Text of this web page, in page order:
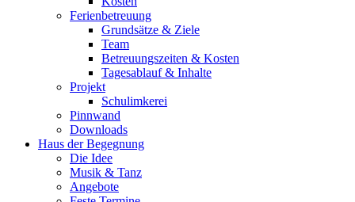
Ferienbetreuung
Grundsätze & Ziele
Team
Betreuungszeiten & Kosten
Tagesablauf & Inhalte
Projekt
Schulimkerei
Pinnwand
Downloads
Haus der Begegnung
Die Idee
Musik & Tanz
Angebote